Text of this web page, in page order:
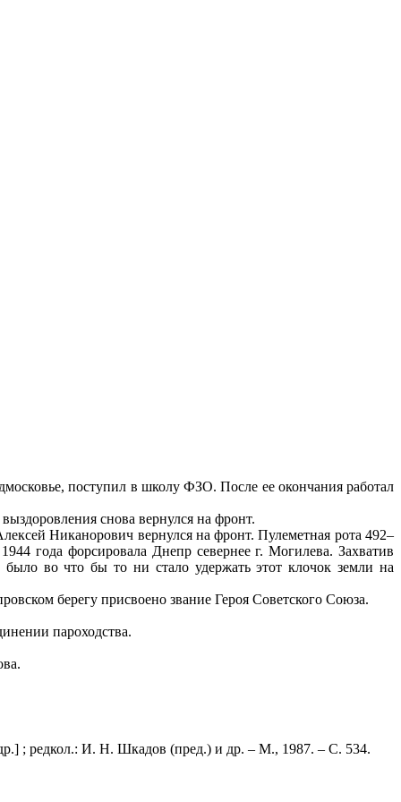
поступил в школу ФЗО. После ее окончания работал
снова вернулся на фронт.
Никанорович вернулся на фронт. Пулеметная рота 492–
года форсировала Днепр севернее г. Могилева. Захватив
во что бы то ни стало удержать этот клочок земли на
берегу присвоено звание Героя Советского Союза.
пароходства.
; редкол.: И. Н. Шкадов (пред.) и др. – М., 1987. – С. 534.